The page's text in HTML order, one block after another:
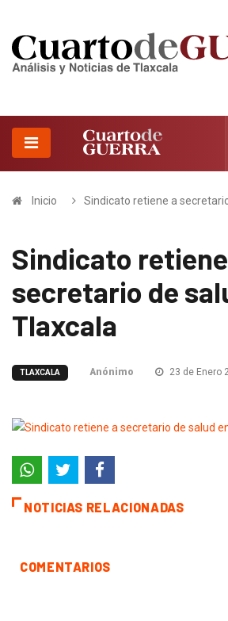
Inicio Sindicato retiene a
Sindicato
secretario de
Tlaxcala
TLAXCALA Anónimo 23 de Enero
NOTICIAS RELACIONADAS
COMENTARIOS